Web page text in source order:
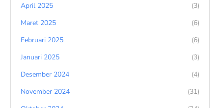
April 2025
(3)
Maret 2025
(6)
Februari 2025
(6)
Januari 2025
(3)
Desember 2024
(4)
November 2024
(31)